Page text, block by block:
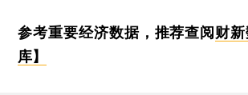
参考重要经济数据，推荐查阅财
库】